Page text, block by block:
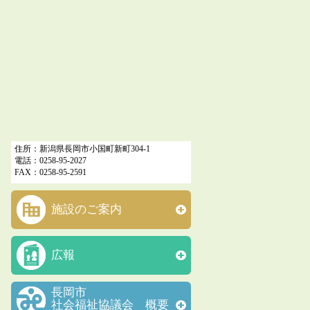
住所：新潟県長岡市小国町新町304-1
電話：0258-95-2027
FAX：0258-95-2591
施設のご案内
広報
長岡市
社会福祉協議会 概要